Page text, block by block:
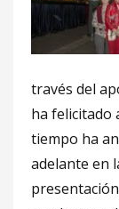
través del
ha felicitado
tiempo ha
adelante en